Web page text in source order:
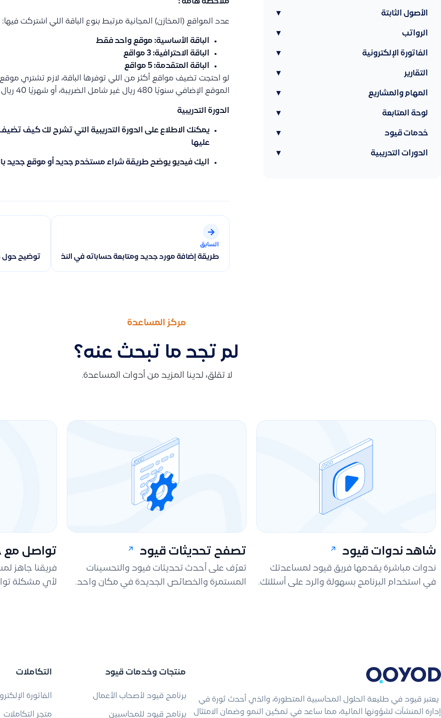
الأصول الثابتة ▾
الرواتب ▾
الفاتورة الإلكترونية ▾
التقارير ▾
المهام والمشاريع ▾
لوحة المتابعة ▾
خدمات قيود ▾
الدورات التدريبية ▾
ملاحظة هامة :
عدد المواقع (المخازن) المجانية مرتبط بنوع الباقة اللي اشتركت فيها:
الباقة الأساسية: موقع واحد فقط
الباقة الاحترافية: 3 مواقع
الباقة المتقدمة: 5 مواقع
لو احتجت تضيف مواقع أكثر من اللي توفرها الباقة، لازم تشتري
الموقع الإضافي سنويًا 480 ريال غير شامل الضريبة، أو شهريًا 40 ريال غير شامل الضريبة).
الدورة التدريبية
يمكنك الاطلاع على الدورة التدريبية التي تشرح لك كيف تضيف
عليها
اليك فيديو يوضح طريقة شراء مستخدم جديد أو موقع جديد
السابق
طريقة إضافة مورد جديد ومتابعة حساباته في النظام المحاسبي
توضيح حول
مركز المساعدة
لم تجد ما تبحث عنه؟
لا تقلق، لدينا المزيد من أدوات المساعدة.
شاهد ندوات قيود
ندوات مباشرة يقدمها فريق قيود لمساعدتك
في استخدام البرنامج بسهولة والرد على أسئلتك.
تصفح تحديثات قيود
تعرّف على أحدث تحديثات فيود والتحسينات
المستمرة والخصائص الجديدة في مكان واحد.
تواصل مع
فريقنا جاهز
لأي مشكلة
يعتبر قيود في طليعة الحلول المحاسبية المتطورة، والذي أحدث ثورة في
إدارة المنشآت لشؤونها المالية، مما ساعد في تمكين النمو وضمان الامتثال
منتجات وخدمات قيود
برنامج قيود لأصحاب الأعمال
برنامج قيود للمحاسبين
التكاملات
الفاتورة
متجر التكاملات